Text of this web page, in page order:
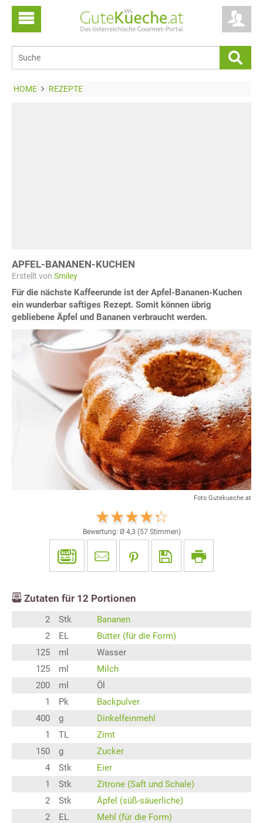
HOME REZEPTE
APFEL-BANANEN-KUCHEN
Erstellt von Smiley
Für die nächste Kaffeerunde ist der Apfel-Bananen-Kuchen
ein wunderbar saftiges Rezept. Somit können übrig
gebliebene Äpfel und Bananen verbraucht werden.
Foto Gutekueche.at
Bewertung: Ø 4,3 (57Stimmen)
Zutaten für 12 Portionen
2 Stk
Bananen
2
EL
Butter (für die Form)
125
ml
Wasser
125
ml
Milch
200
ml
Öl
1
Pk
Backpulver
400
g
Dinkelfeinmehl
1
TL
Zimt
150
g
Zucker
4
Stk
Eier
1
Stk
Zitrone (Saft und Schale)
2
Stk
Äpfel (süß-säuerliche)
2
EL Mehl (für die Form)